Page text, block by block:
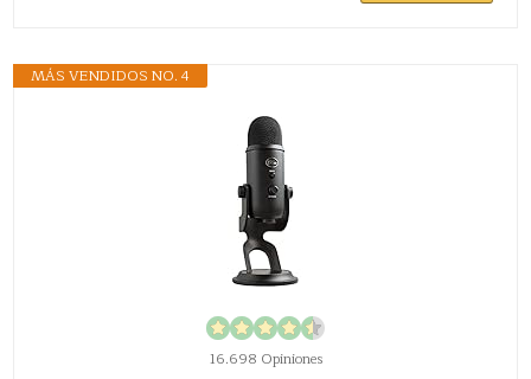
MÁS VENDIDOS NO. 4
16.698 Opiniones